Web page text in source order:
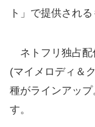
ト」で提供される
ネトフリ独占配
(マイメロディ＆
種がラインアッ
す。